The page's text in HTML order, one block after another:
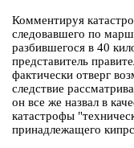
Комментируя
следовавшего по
разбившегося в 40
представитель
фактически отверг
следствие
он все же назвал в
катастрофы
принадлежащего